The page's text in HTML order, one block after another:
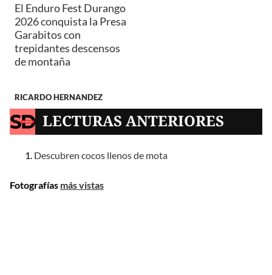
El Enduro Fest Durango
2026 conquista la Presa
Garabitos con
trepidantes descensos
de montaña
RICARDO HERNANDEZ
LECTURAS ANTERIORES
Descubren cocos llenos de mota
Fotografías más vistas